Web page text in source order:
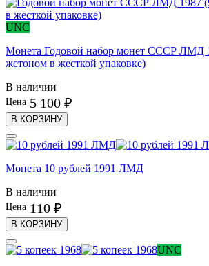
UNC
Монета Годовой набор монет СССР ЛМД
жетоном в жесткой упаковке)
В наличии
Цена 5 100 ₽
В КОРЗИНУ
Монета 10 рублей 1991 ЛМД
В наличии
Цена 110 ₽
В КОРЗИНУ
UNC